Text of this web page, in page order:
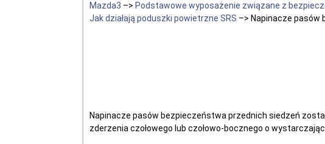
Mazda3 –> Podstawowe wyposażenie związane z
Jak działają poduszki powietrzne SRS –> Napinacze pasów
Napinacze pasów bezpieczeństwa przednich siedzeń
zderzenia czołowego lub czołowo-bocznego o